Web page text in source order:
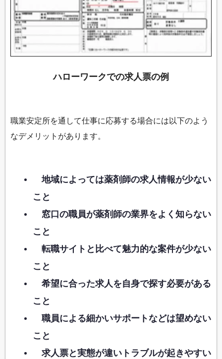
ハローワークでの求人票の例
職業安定所を通して仕事に応募する場合には以下のよう
なデメリットがあります。
地域によっては薬剤師の求人情報が少ない
こと
窓口の職員が薬剤師の業界をよく知らない
こと
転職サイトと比べて魅力的な案件が少ない
こと
希望に合った求人を自身で探す必要がある
こと
職員による細かいサポートなどは望めない
こと
求人票と実態が違いトラブルが起きやすい